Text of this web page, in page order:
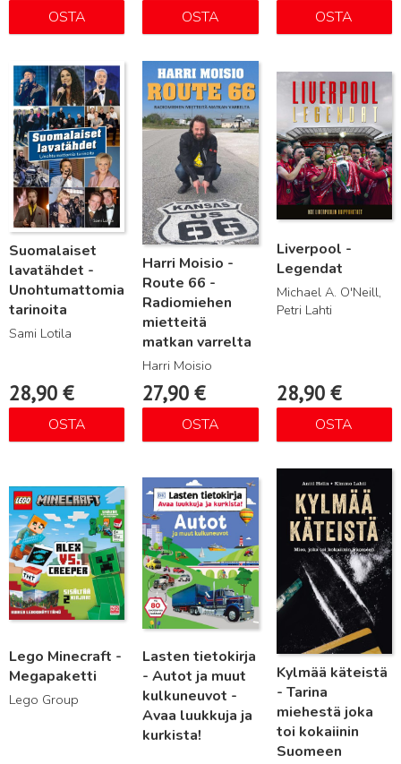
OSTA OSTA OSTA
Suomalaiset
lavatähdet -
Unohtumattomia
tarinoita
Sami Lotila
28,90 €
OSTA
Lue lisää
Harri Moisio -
Route 66 -
Radiomiehen
mietteitä
matkan varrelta
Harri Moisio
27,90€
OSTA
Lue lisää
Liverpool -
Legendat
Michael A. O'Neill,
Petri Lahti
28,90 €
OSTA
Lue lisää
Lego Minecraft -
Megapaketti
Lego Group
Lasten tietokirja
- Autot ja muut
kulkuneuvot -
Avaa luukkuja ja
kurkista!
Lue lisää
Kylmää käteistä
- Tarina
miehestä joka
toi kokaiinin
Suomeen
Lue lisää